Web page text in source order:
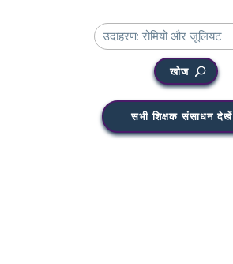
खोज
सभी शिक्षक संसाधन देखें